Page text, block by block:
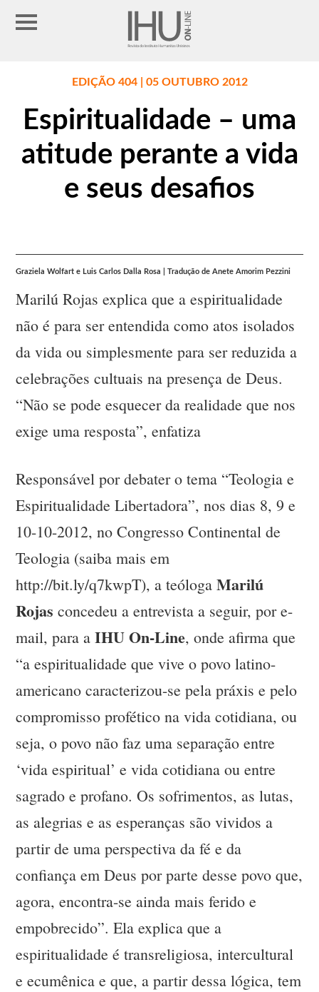
EDIÇÃO 404 | 05 OUTUBRO 2012
Espiritualidade – uma
atitude perante a vida
e seus desafios
Graziela Wolfart e Luis Carlos Dalla Rosa | Tradução de Anete Amorim Pezzini
Marilú Rojas explica que a espiritualidade
não é para ser entendida como atos isolados
da vida ou simplesmente para ser reduzida a
celebrações cultuais na presença de Deus.
“Não se pode esquecer da realidade que nos
exige uma resposta”, enfatiza
Responsável por debater o tema “Teologia e
Espiritualidade Libertadora”, nos dias 8, 9 e
10-10-2012, no Congresso Continental de
Teologia (saiba mais em
http://bit.ly/q7kwpT), a teólogaMarilú
Rojas concedeu a entrevista a seguir, por e-
mail, para aIHU On-Line, onde afirma que
“a espiritualidade que vive o povo latino-
americano caracterizou-se pela práxis e pelo
compromisso profético na vida cotidiana, ou
seja, o povo não faz uma separação entre
‘vida espiritual’ e vida cotidiana ou entre
sagrado e profano. Os sofrimentos, as lutas,
as alegrias e as esperanças são vividos a
partir de uma perspectiva da fé e da
confiança em Deus por parte desse povo que,
agora, encontra-se ainda mais ferido e
empobrecido”. Ela explica que a
espiritualidade é transreligiosa, intercultural
e ecumênica e que, a partir dessa lógica, tem